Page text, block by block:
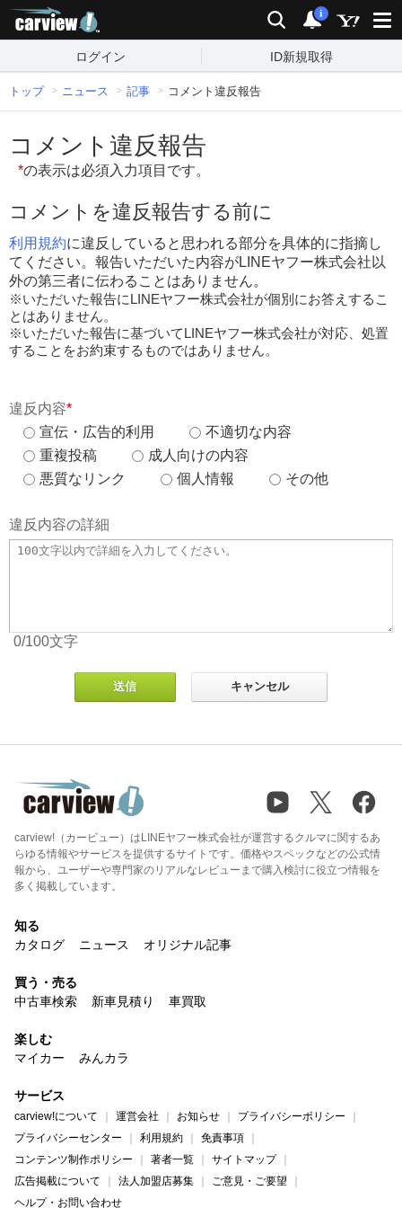
検索 通知
i
ログイン ID新規取得
トップ ニュース 記事 コメント違反報告
コメント違反報告
*の表示は必須入力項目です。
コメントを違反報告する前に
利用規約に違反していると思われる部分を具体的に指摘し
てください。報告いただいた内容がLINEヤフー株式会社以
外の第三者に伝わることはありません。
※いただいた報告にLINEヤフー株式会社が個別にお答えするこ
とはありません。
※いただいた報告に基づいてLINEヤフー株式会社が対応、処置
することをお約束するものではありません。
違反内容*
宣伝・広告的利用
不適切な内容
重複投稿
成人向けの内容
悪質なリンク
個人情報 その他
違反内容の詳細
0/100文字
carview!（カービュー）はLINEヤフー株式会社が運営するクルマに関するあ
らゆる情報やサービスを提供するサイトです。価格やスペックなどの公式情
報から、ユーザーや専門家のリアルなレビューまで購入検討に役立つ情報を
多く掲載しています。
知る
カタログ
ニュース オリジナル記事
買う・売る
中古車検索
新車見積り 車買取
楽しむ
マイカー
みんカラ
サービス
carview!について 運営会社 お知らせ
プライバシーポリシー
プライバシーセンター
利用規約
免責事項
コンテンツ制作ポリシー
著者一覧
サイトマップ
広告掲載について
法人加盟店募集
ご意見・ご要望
ヘルプ・お問い合わせ